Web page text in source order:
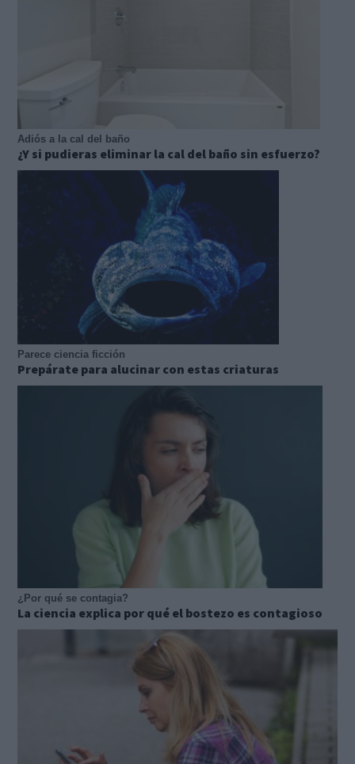
Adiós a la cal del baño
¿Y si pudieras eliminar la cal del baño sin esfuerzo?
Parece ciencia ficción
Prepárate para alucinar con estas criaturas
¿Por qué se contagia?
La ciencia explica por qué el bostezo es contagioso